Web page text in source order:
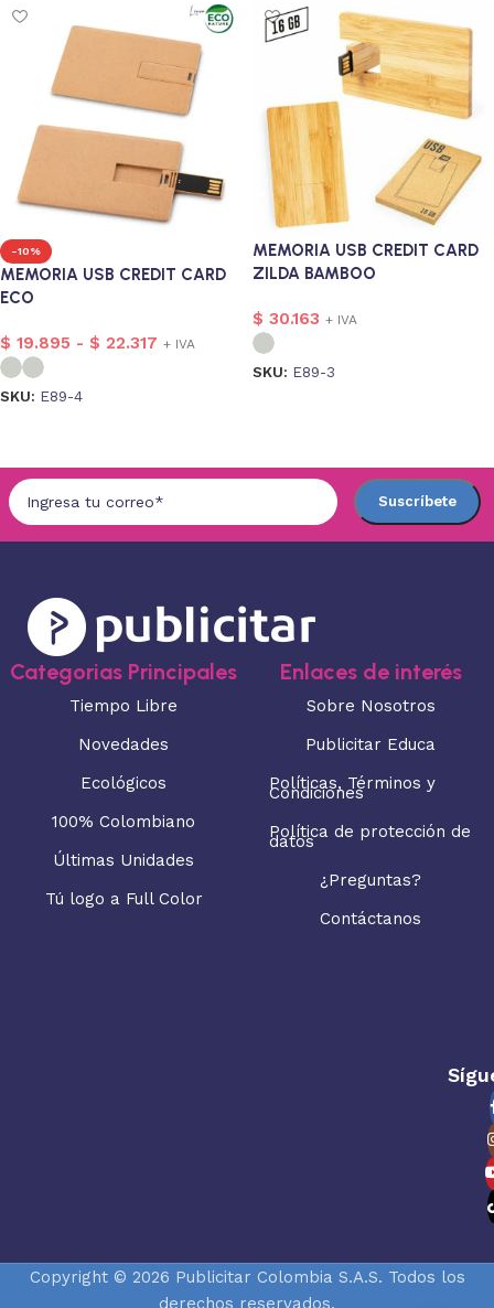
-10%
MEMORIA USB CREDIT CARD
ECO
$ 19.895 - $ 22.317 + IVA
SKU: E89-4
MEMORIA USB CREDIT CARD
ZILDA BAMBOO
$ 30.163 + IVA
SKU: E89-3
Categorias Principales
Tiempo Libre
Novedades
Ecológicos
100% Colombiano
Últimas Unidades
Tú logo a Full Color
Enlaces de interés
Sobre Nosotros
Publicitar Educa
Políticas, Términos y
Condiciones
Política de protección de
datos
¿Preguntas?
Contáctanos
Copyright © 2026 Publicitar Colombia S.A.S. Todos los
derechos reservados.